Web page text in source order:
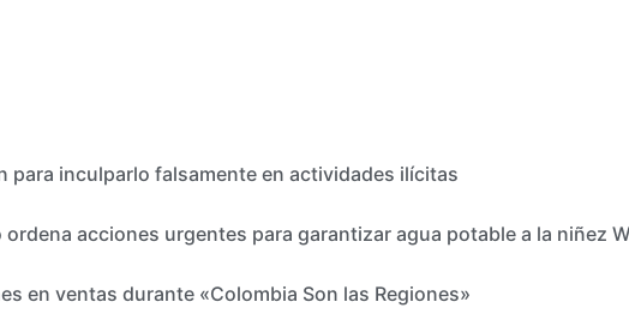
para inculparlo falsamente en actividades ilícitas
ordena acciones urgentes para garantizar agua potable a la niñez
en ventas durante «Colombia Son las Regiones»